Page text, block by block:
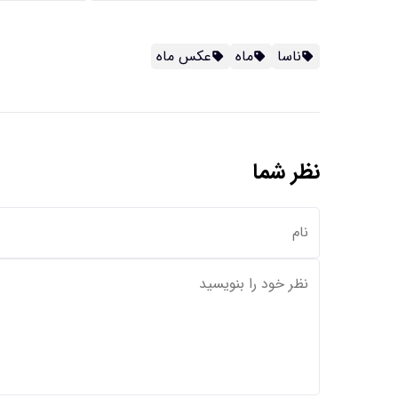
ناسا ماه عکس ماه
نظر شما